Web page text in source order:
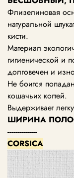
Флизелиновая
натуральной
кисти.
Материал
гигиенической и
долговечен и
Не боится
кошачьих когтей.
Выдерживает
ШИРИНА
---------------
CORSICA